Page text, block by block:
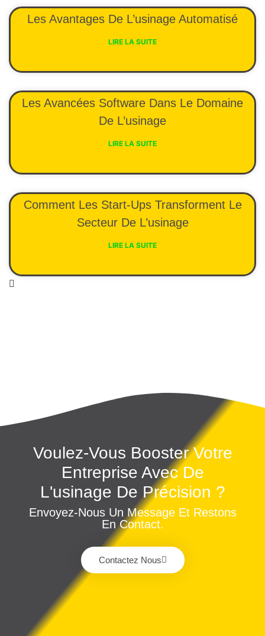
Les Avantages De L’usinage Automatisé
LIRE LA SUITE
Les Avancées Software Dans Le Domaine
De L’usinage
LIRE LA SUITE
Comment Les Start-Ups Transforment Le
Secteur De L’usinage
LIRE LA SUITE
Voulez-Vous Booster Votre
Entreprise Avec De
L'usinage De Précision ?
Envoyez-Nous Un Message Et Restons
En Contact.
Contactez Nous